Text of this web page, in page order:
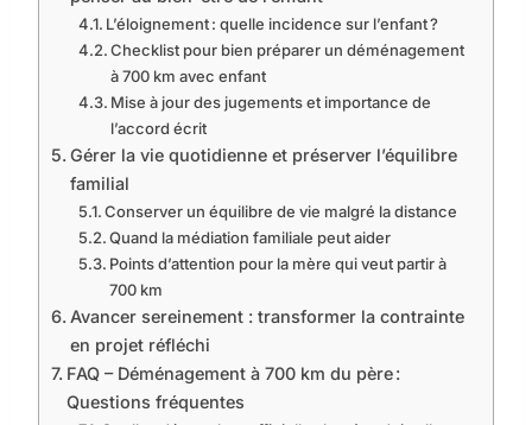
L’éloignement : quelle incidence sur l’enfant ?
Checklist pour bien préparer un déménagement
à 700 km avec enfant
Mise à jour des jugements et importance de
l’accord écrit
Gérer la vie quotidienne et préserver l’équilibre
familial
Conserver un équilibre de vie malgré la distance
Quand la médiation familiale peut aider
Points d’attention pour la mère qui veut partir à
700 km
Avancer sereinement : transformer la contrainte
en projet réfléchi
FAQ – Déménagement à 700 km du père :
Questions fréquentes